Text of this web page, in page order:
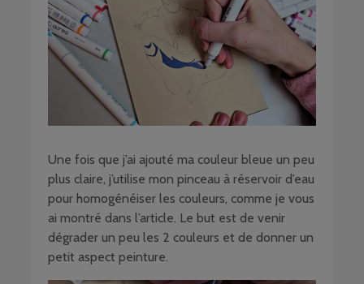
Une fois que j’ai ajouté ma couleur bleue un peu
plus claire, j’utilise mon pinceau à réservoir d’eau
pour homogénéiser les couleurs, comme je vous
ai montré dans l’article. Le but est de venir
dégrader un peu les 2 couleurs et de donner un
petit aspect peinture.